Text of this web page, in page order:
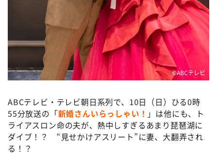
©️ABCテレビ
ABCテレビ・テレビ朝日系列で、10日（日）ひる0時
55分放送の「新婚さんいらっしゃい！ 」は他にも、ト
ライアスロン命の夫が、熱中しすぎるあまり琵琶湖に
ダイブ！？ “見せかけアスリート”に妻、大翻弄され
る！？